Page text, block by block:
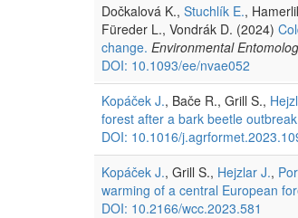
Dočkalová K., Stuchlík E.,
Füreder L., Vondrák D. (2024)
change. Environmental
DOI: 10.1093/ee/nvae052
Kopáček J., Bače R., Grill S.,
forest after a bark beetle
DOI: 10.1016/
Kopáček J., Grill S., Hejzlar J.,
warming of a central European
DOI: 10.2166/wcc.2023.581